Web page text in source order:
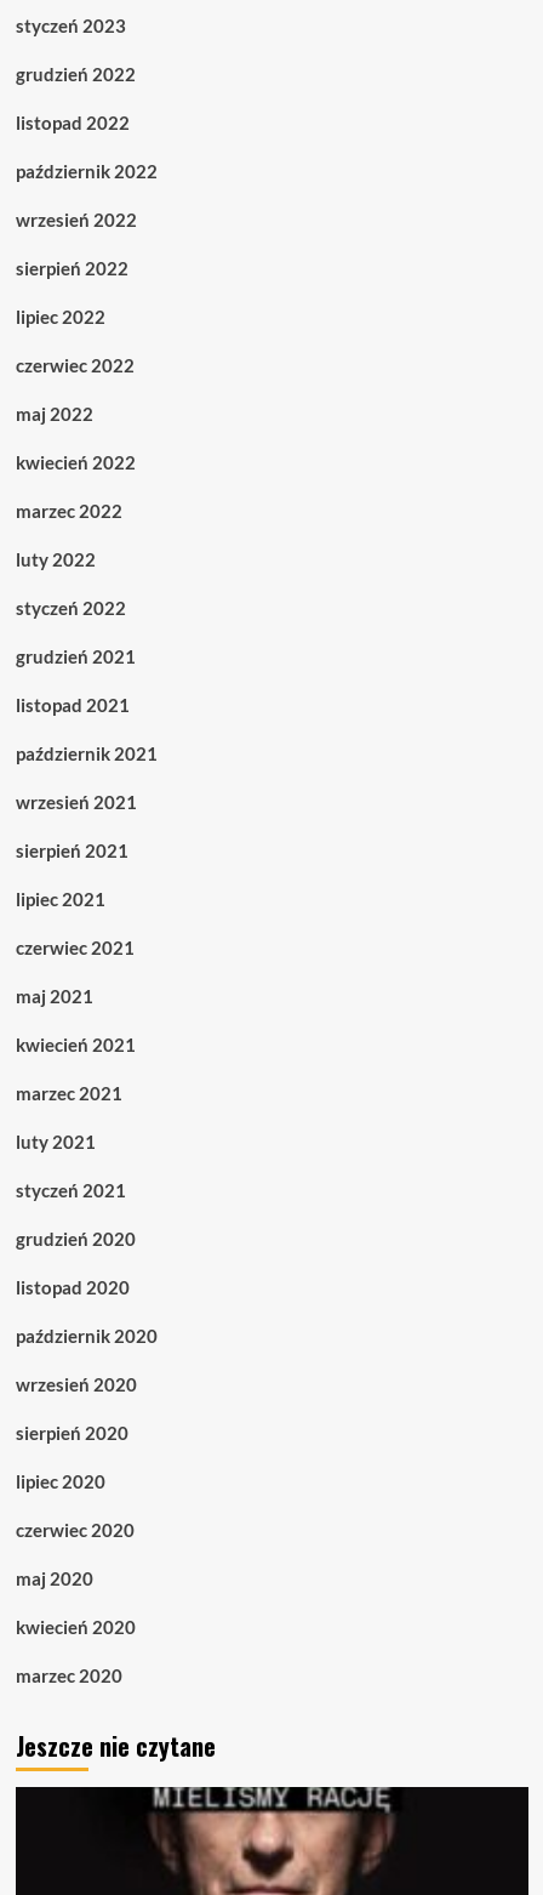
styczeń 2023
grudzień 2022
listopad 2022
październik 2022
wrzesień 2022
sierpień 2022
lipiec 2022
czerwiec 2022
maj 2022
kwiecień 2022
marzec 2022
luty 2022
styczeń 2022
grudzień 2021
listopad 2021
październik 2021
wrzesień 2021
sierpień 2021
lipiec 2021
czerwiec 2021
maj 2021
kwiecień 2021
marzec 2021
luty 2021
styczeń 2021
grudzień 2020
listopad 2020
październik 2020
wrzesień 2020
sierpień 2020
lipiec 2020
czerwiec 2020
maj 2020
kwiecień 2020
marzec 2020
Jeszcze nie czytane